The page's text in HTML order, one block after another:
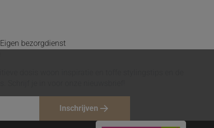
Eigen bezorgdienst
Inschrijven